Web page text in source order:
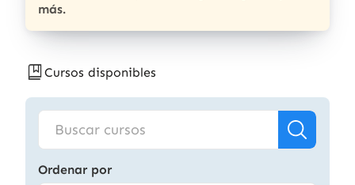
más.
Cursos disponibles
Ordenar por